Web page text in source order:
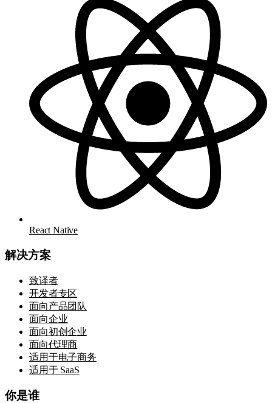
React Native
解决方案
致译者
开发者专区
面向产品团队
面向企业
面向初创企业
面向代理商
适用于电子商务
适用于 SaaS
你是谁